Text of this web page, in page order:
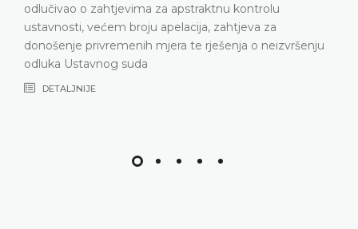
odlučivao o zahtjevima za apstraktnu kontrolu
ustavnosti, većem broju apelacija, zahtjeva za
donošenje privremenih mjera te rješenja o neizvršenju
odluka Ustavnog suda
DETALJNIJE